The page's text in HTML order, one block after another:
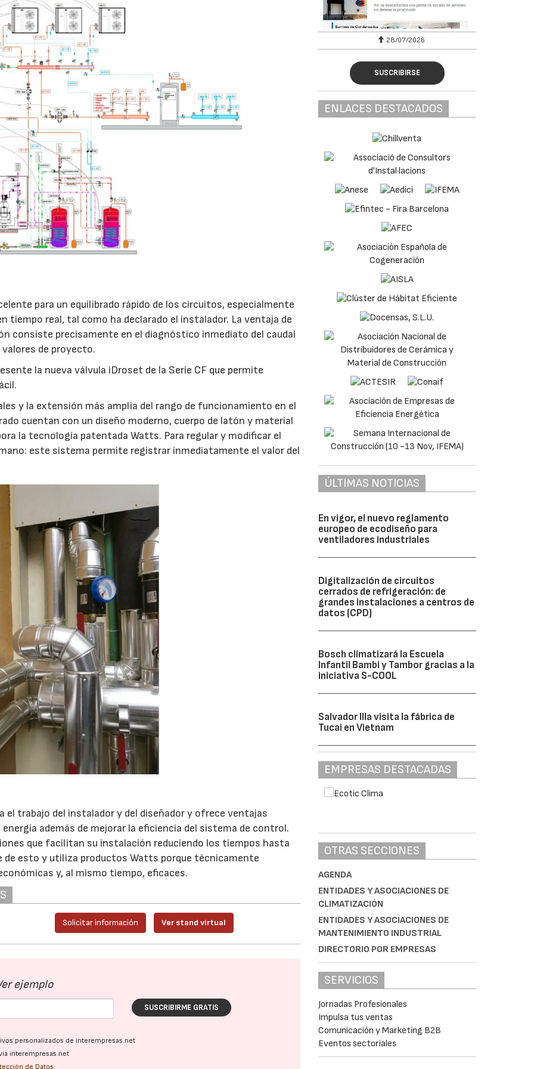
para un equilibrado rápido de los circuitos, especialmente
tiempo real, tal como ha declarado el instalador. La ventaja de
consiste precisamente en el diagnóstico inmediato del caudal
de proyecto.
la nueva válvula iDroset de la Serie CF que permite
y la extensión más amplia del rango de funcionamiento en el
cuentan con un diseño moderno, cuerpo de latón y material
la tecnología patentada Watts. Para regular y modificar el
este sistema permite registrar inmediatamente el valor del
trabajo del instalador y del diseñador y ofrece ventajas
además de mejorar la eficiencia del sistema de control.
que facilitan su instalación reduciendo los tiempos hasta
de esto y utiliza productos Watts porque técnicamente
y, al mismo tiempo, eficaces.
Solicitar información Ver stand virtual
ejemplo
SUSCRIBIRME GRATIS
personalizados de interempresas.net
interempresas.net
de Datos
28/07/2026 28/07/2026
SUSCRIBIRSE
ENLACES DESTACADOS
ÚLTIMAS NOTICIAS
En vigor, el nuevo reglamento
europeo de ecodiseño para
ventiladores industriales
Digitalización de circuitos
cerrados de refrigeración: de
grandes instalaciones a centros de
datos (CPD)
Bosch climatizará la Escuela
Infantil Bambi y Tambor gracias a la
iniciativa S-COOL
Salvador Illa visita la fábrica de
Tucai en Vietnam
EMPRESAS DESTACADAS
OTRAS SECCIONES
AGENDA
ENTIDADES Y ASOCIACIONES DE
CLIMATIZACIÓN
ENTIDADES Y ASOCIACIONES DE
MANTENIMIENTO INDUSTRIAL
DIRECTORIO POR EMPRESAS
SERVICIOS
Jornadas Profesionales
Impulsa tus ventas
Comunicación y Marketing B2B
Eventos sectoriales